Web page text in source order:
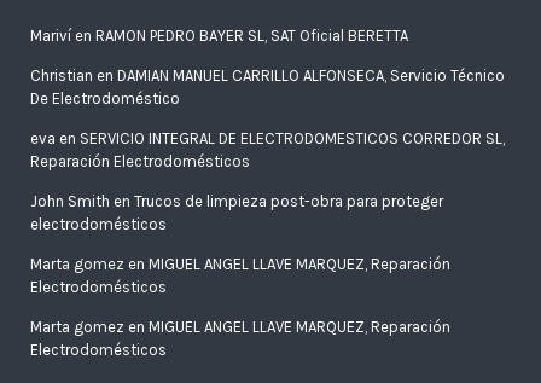
Marivíen RAMON PEDRO BAYER SL, SAT Oficial BERETTA
Christian en DAMIAN MANUEL CARRILLO ALFONSECA, Servicio Técnico
De Electrodoméstico
eva en SERVICIO INTEGRAL DE ELECTRODOMESTICOS CORREDOR SL,
Reparación Electrodomésticos
John Smith en Trucos de limpieza post-obra para proteger
electrodomésticos
Marta gomez en MIGUEL ANGEL LLAVE MARQUEZ, Reparación
Electrodomésticos
Marta gomez en MIGUEL ANGEL LLAVE MARQUEZ, Reparación
Electrodomésticos